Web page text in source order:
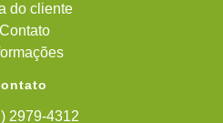
do cliente
Contato
2979-4312